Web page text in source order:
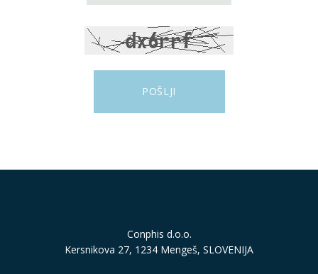
Conphis d.o.o.
Kersnikova 27, 1234 Mengeš, SLOVENIJA